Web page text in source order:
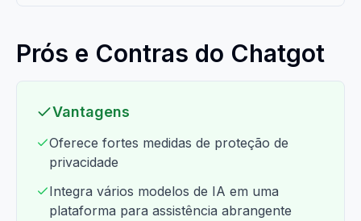
Prós e Contras do Chatgot
Vantagens
Oferece fortes medidas de proteção de
privacidade
Integra vários modelos de IA em uma
plataforma para assistência abrangente